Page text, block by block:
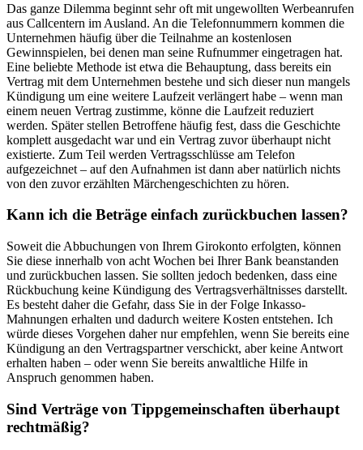
Das ganze Dilemma beginnt sehr oft mit ungewollten Werbeanrufen
aus Callcentern im Ausland. An die Telefonnummern kommen die
Unternehmen häufig über die Teilnahme an kostenlosen
Gewinnspielen, bei denen man seine Rufnummer eingetragen hat.
Eine beliebte Methode ist etwa die Behauptung, dass bereits ein
Vertrag mit dem Unternehmen bestehe und sich dieser nun mangels
Kündigung um eine weitere Laufzeit verlängert habe – wenn man
einem neuen Vertrag zustimme, könne die Laufzeit reduziert
werden. Später stellen Betroffene häufig fest, dass die Geschichte
komplett ausgedacht war und ein Vertrag zuvor überhaupt nicht
existierte. Zum Teil werden Vertragsschlüsse am Telefon
aufgezeichnet – auf den Aufnahmen ist dann aber natürlich nichts
von den zuvor erzählten Märchengeschichten zu hören.
Kann ich die Beträge einfach zurückbuchen lassen?
Soweit die Abbuchungen von Ihrem Girokonto erfolgten, können
Sie diese innerhalb von acht Wochen bei Ihrer Bank beanstanden
und zurückbuchen lassen. Sie sollten jedoch bedenken, dass eine
Rückbuchung keine Kündigung des Vertragsverhältnisses darstellt.
Es besteht daher die Gefahr, dass Sie in der Folge Inkasso-
Mahnungen erhalten und dadurch weitere Kosten entstehen. Ich
würde dieses Vorgehen daher nur empfehlen, wenn Sie bereits eine
Kündigung an den Vertragspartner verschickt, aber keine Antwort
erhalten haben – oder wenn Sie bereits anwaltliche Hilfe in
Anspruch genommen haben.
Sind Verträge von Tippgemeinschaften überhaupt
rechtmäßig?